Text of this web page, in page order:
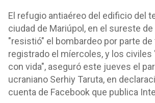
El refugio antiaéreo del edificio del
ciudad de Mariúpol, en el sureste de
"resistió" el bombardeo por parte
registrado el míercoles, y los civiles
con vida", aseguró este jueves el
ucraniano Serhiy Taruta, en
cuenta de Facebook que publica